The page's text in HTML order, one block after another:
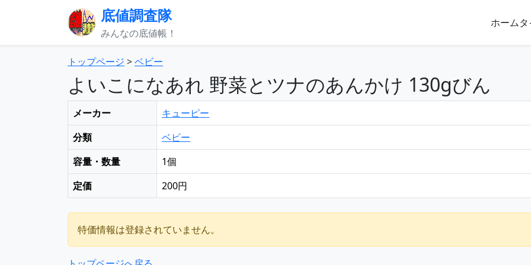
底値調査隊
みんなの底値帳！
ホーム
トップページ >ベビー
よいこになあれ 野菜とツナのあんかけ 130gびん
メーカー
キューピー
分類
ベビー
容量・数量
1個
定価
200円
特価情報は登録されていません。